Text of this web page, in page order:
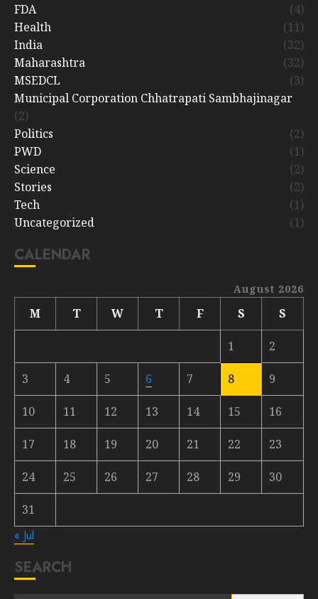
FDA
(4)
Health
(11)
India
(32)
Maharashtra
(32)
MSEDCL
(3)
Municipal Corporation Chhatrapati Sambhajinagar
(2)
Politics
(2)
PWD
(1)
Science
(2)
Stories
(2)
Tech
(1)
Uncategorized
(1)
CALENDAR
August 2026
M T W T F S S
1 2
3 4 5 6 7 8 9
10 11 12 13 14 15 16
17 18 19 20 21 22 23
24 25 26 27 28 29 30
31
« Jul
SEARCH